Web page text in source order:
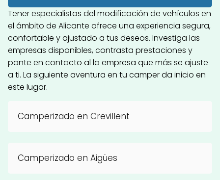
Tener especialistas del modificación de vehículos en
el ámbito de Alicante ofrece una experiencia segura,
confortable y ajustado a tus deseos. Investiga las
empresas disponibles, contrasta prestaciones y
ponte en contacto al la empresa que más se ajuste
a ti. La siguiente aventura en tu camper da inicio en
este lugar.
Camperizado en Crevillent
Camperizado en Aigües